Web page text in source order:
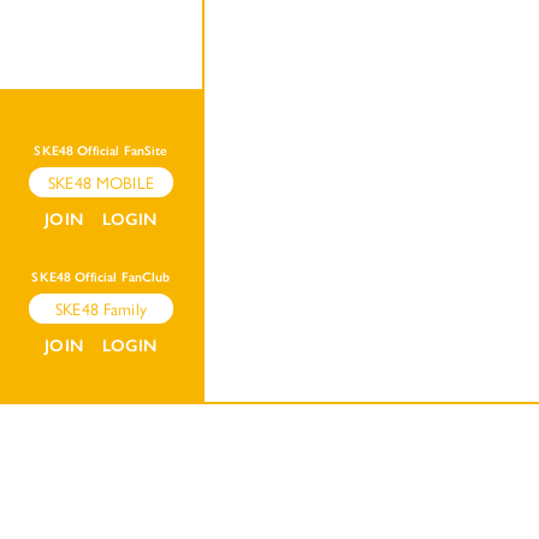
SKE48 Official FanSite
SKE48 MOBILE
JOIN LOGIN
SKE48 Official FanClub
SKE48 Family
JOIN LOGIN